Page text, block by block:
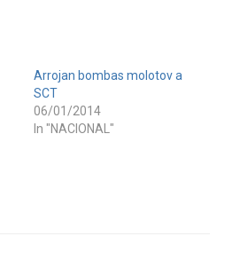
Arrojan bombas molotov a
SCT
06/01/2014
In "NACIONAL"